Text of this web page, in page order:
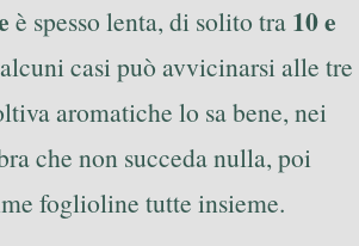
è spesso lenta, di solito tra 10 e
casi può avvicinarsi alle tre
aromatiche lo sa bene, nei
che non succeda nulla, poi
foglioline tutte insieme.